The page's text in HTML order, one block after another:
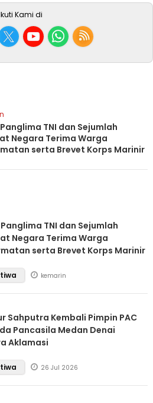
Kami di
TNI dan Sejumlah
Negara Terima Warga
serta Brevet Korps Marinir
TNI dan Sejumlah
Negara Terima Warga
serta Brevet Korps Marinir
kemarin
Sahputra Kembali Pimpin PAC
Pancasila Medan Denai
Aklamasi
26 Jul 2026